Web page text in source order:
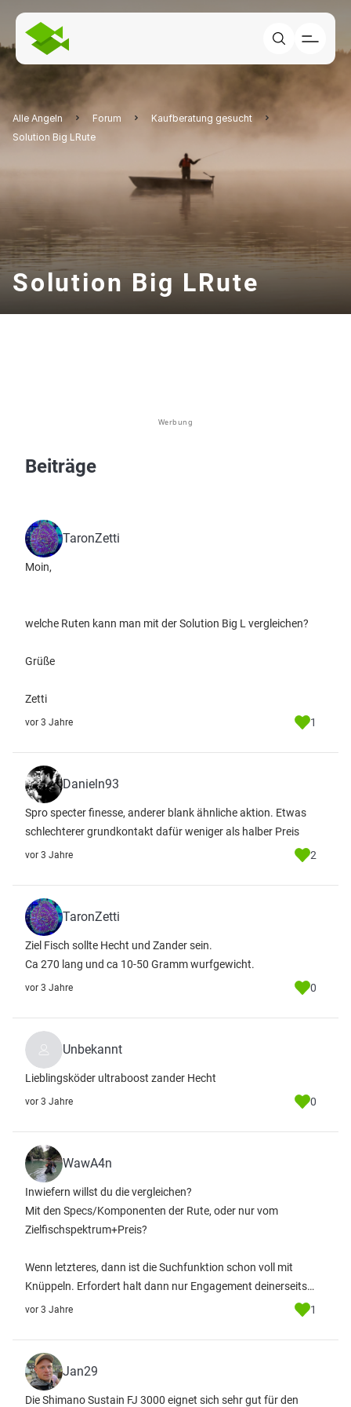
Alle Angeln Forum
Kaufberatung gesucht
Solution Big LRute
Solution Big LRute
Werbung
Beiträge
TaronZetti
Moin,
welche Ruten kann man mit der Solution Big L vergleichen?
Grüße
Zetti
vor 3 Jahre 1
Danieln93
Spro specter finesse, anderer blank ähnliche aktion. Etwas
schlechterer grundkontakt dafür weniger als halber Preis
vor 3 Jahre 2
TaronZetti
Ziel Fisch sollte Hecht und Zander sein.
Ca 270 lang und ca 10-50 Gramm wurfgewicht.
vor 3 Jahre 0
Unbekannt
Lieblingsköder ultraboost zander Hecht
vor 3 Jahre 0
WawA4n
Inwiefern willst du die vergleichen?
Mit den Specs/Komponenten der Rute, oder nur vom
Zielfischspektrum+Preis?
Wenn letzteres, dann ist die Suchfunktion schon voll mit
Knüppeln. Erfordert halt dann nur Engagement deinerseits…
vor 3 Jahre 1
Jan29
Die Shimano Sustain FJ 3000 eignet sich sehr gut für den